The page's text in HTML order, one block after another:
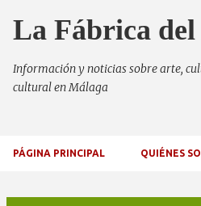
Ir al contenido
La Fábrica
Información y noticias sobre arte,
cultural en Málaga
PÁGINA PRINCIPAL QUIÉNES